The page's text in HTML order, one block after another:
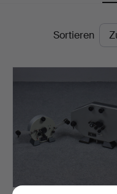
EndpreiseSortieren